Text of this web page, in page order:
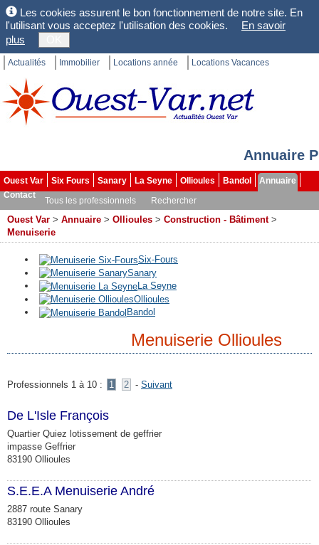
Les cookies assurent le bon fonctionnement de notre site. En
l'utilisant vous acceptez l'utilisation des cookies.
En savoir
plus
Actualités Immobilier Locations année Locations Vacances
Annuaire
Ouest Var Six Fours Sanary La Seyne Ollioules Bandol
Annuaire
Contact
Tous les professionnels Rechercher
Ouest Var > Annuaire > Ollioules > Construction - Bâtiment >
Menuiserie
Six-Fours
Sanary
La Seyne
Ollioules
Bandol
Menuiserie Ollioules
Professionnels 1 à 10 : 1 2 - Suivant
De L'Isle François
Quartier Quiez lotissement de geffrier
impasse Geffrier
83190 Ollioules
S.E.E.A Menuiserie André
2887 route Sanary
83190 Ollioules